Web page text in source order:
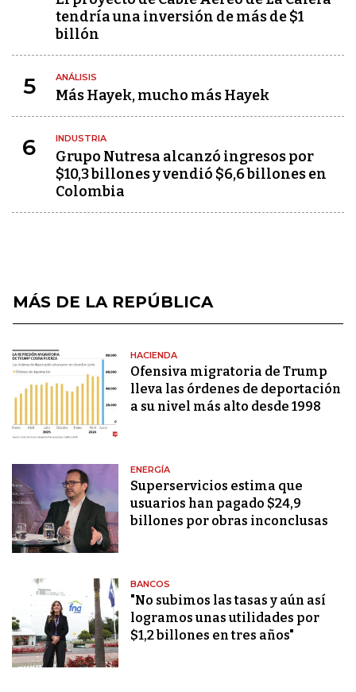
tendría una inversión de más de $1
billón
5 ANÁLISIS
Más Hayek, mucho más Hayek
6 INDUSTRIA
Grupo Nutresa alcanzó ingresos por
$10,3 billones y vendió $6,6 billones en
Colombia
MÁS DE LA REPÚBLICA
HACIENDA
Ofensiva migratoria de Trump
lleva las órdenes de deportación
a su nivel más alto desde 1998
ENERGÍA
Superservicios estima que
usuarios han pagado $24,9
billones por obras inconclusas
BANCOS
"No subimos las tasas y aún así
logramos unas utilidades por
$1,2 billones en tres años"